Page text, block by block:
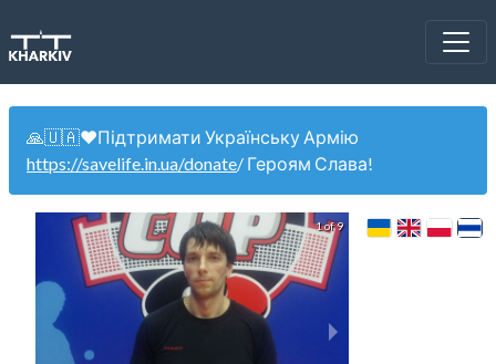
🙏🇺🇦❤️Підтримати Українську Армію
https://savelife.in.ua/donate/ Героям Слава!
1 of 9